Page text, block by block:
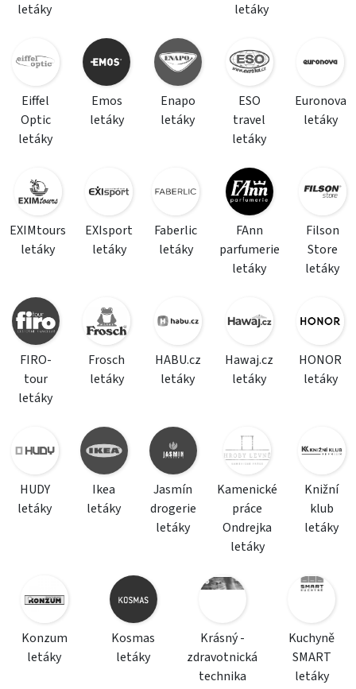
letáky
letáky
Eiffel
Optic
letáky
Emos
letáky
Enapo
letáky
ESO
travel
letáky
Euronova
letáky
EXIMtours
letáky
EXIsport
letáky
Faberlic
letáky
FAnn
parfumerie
letáky
Filson
Store
letáky
FIRO-
tour
letáky
Frosch
letáky
HABU.cz
letáky
Hawaj.cz
letáky
HONOR
letáky
HUDY
letáky
Ikea
letáky
Jasmín
drogerie
letáky
Kamenické
práce
Ondrejka
letáky
Knižní
klub
letáky
Konzum
letáky
Kosmas
letáky
Krásný -
zdravotnická
technika
Kuchyně
SMART
letáky